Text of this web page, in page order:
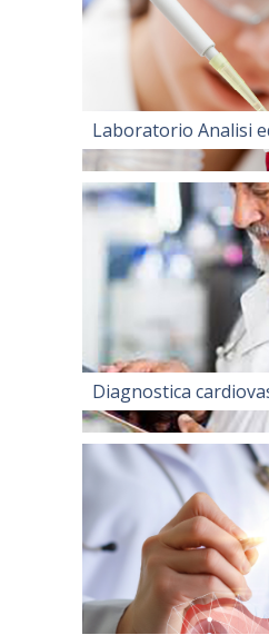
Laboratorio Analisi
Diagnostica